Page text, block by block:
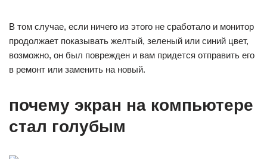
В том случае, если ничего из этого не сработало и монитор
продолжает показывать желтый, зеленый или синий цвет,
возможно, он был поврежден и вам придется отправить его
в ремонт или заменить на новый.
почему экран на компьютере
стал голубым